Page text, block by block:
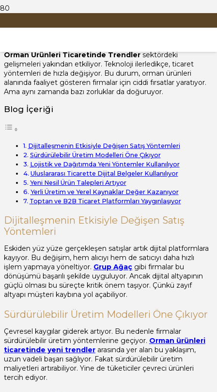
Orman Ürünleri Ticaretinde Trendlersektördeki
gelişmeleri yakından etkiliyor. Teknoloji ilerledikçe, ticaret
yöntemleri de hızla değişiyor. Bu durum, orman ürünleri
alanında faaliyet gösteren firmalar için ciddi fırsatlar yaratıyor.
Ama aynı zamanda bazı zorluklar da doğuruyor.
Blog İçeriği
Dijitalleşmenin Etkisiyle Değişen Satış Yöntemleri
Sürdürülebilir Üretim Modelleri Öne Çıkıyor
Lojistik ve Dağıtımda Yeni Yöntemler Kullanılıyor
Uluslararası Ticarette Dijital Belgeler Kullanılıyor
Yeni Nesil Ürün Talepleri Artıyor
Yerli Üretim ve Yerel Kaynaklar Değer Kazanıyor
Toptan ve B2B Ticaret Platformları Yaygınlaşıyor
Dijitalleşmenin Etkisiyle Değişen Satış
Yöntemleri
Eskiden yüz yüze gerçekleşen satışlar artık dijital platformlara
kayıyor. Bu değişim, hem alıcıyı hem de satıcıyı daha hızlı
işlem yapmaya yöneltiyor. Grup Ağaç gibi firmalar bu
dönüşümü başarılı şekilde uyguluyor. Ancak dijital altyapının
güçlü olması bu süreçte kritik önem taşıyor. Çünkü zayıf
altyapı müşteri kaybına yol açabiliyor.
Sürdürülebilir Üretim Modelleri Öne Çıkıyor
Çevresel kaygılar giderek artıyor. Bu nedenle firmalar
sürdürülebilir üretim yöntemlerine geçiyor. Orman ürünleri
ticaretinde yeni trendler arasında yer alan bu yaklaşım,
uzun vadeli başarı sağlıyor. Fakat sürdürülebilir üretim
maliyetleri artırabiliyor. Yine de tüketiciler çevreci ürünleri
tercih ediyor.